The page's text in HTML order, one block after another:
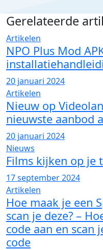
Gerelateerde
Artikelen
NPO Plus Mod
20 januari 2024
Artikelen
Nieuw op
nieuwste aanbod
20 januari 2024
Nieuws
Films kijken op je
17 september 2024
Artikelen
Hoe maak je een
scan je deze? –
code aan en scan
code